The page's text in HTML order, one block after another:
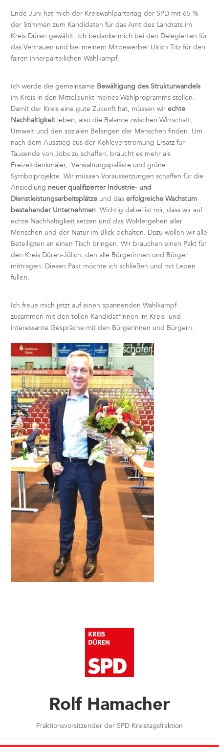
Ende Juni hat mich der Kreiswahlparteitag der SPD mit 65 %
der Stimmen zum Kandidaten für das Amt des Landrats im
Kreis Düren gewählt. Ich bedanke mich bei den Delegierten für
das Vertrauen und bei meinem Mitbewerber Ulrich Titz für den
fairen innerparteilichen Wahlkampf.
Ich werde die gemeinsame Bewältigung des Strukturwandels
im Kreis in den Mittelpunkt meines Wahlprogramms stellen.
Damit der Kreis eine gute Zukunft hat, müssen wirechte
Nachhaltigkeit leben, also die Balance zwischen Wirtschaft,
Umwelt und den sozialen Belangen der Menschen finden. Um
nach dem Ausstieg aus der Kohleverstromung Ersatz für
Tausende von Jobs zu schaffen, braucht es mehr als
Freizeitdenkmäler, Verwaltungspaläste und grüne
Symbolprojekte. Wir müssen Voraussetzungen schaffen für die
Ansiedlung neuer qualifizierter Industrie- und
Dienstleistungsarbeitsplätze und daserfolgreiche Wachstum
bestehender Unternehmen. Wichtig dabei ist mir, dass wir auf
echte Nachhaltigkeit setzen und das Wohlergehen aller
Menschen und der Natur im Blick behalten. Dazu wollen wir alle
Beteiligten an einen Tisch bringen. Wir brauchen einen Pakt für
den Kreis Düren-Jülich, den alle Bürgerinnen und Bürger
mittragen. Diesen Pakt möchte ich schließen und mit Leben
füllen.
Ich freue mich jetzt auf einen spannenden Wahlkampf
zusammen mit den tollen Kandidat*innen im Kreis und
interessante Gespräche mit den Bürgerinnen und Bürgern.
Rolf Hamacher
Fraktionsvorsitzender der SPD Kreistagsfraktion